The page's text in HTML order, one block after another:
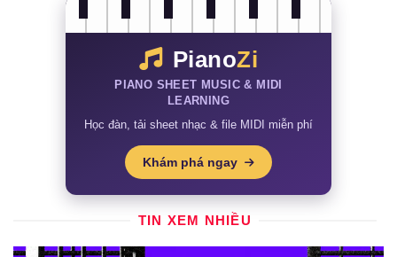
PianoZi
PIANO SHEET MUSIC & MIDI
LEARNING
Học đàn, tải sheet nhạc & file MIDI miễn phí
Khám phá ngay
TIN XEM NHIỀU